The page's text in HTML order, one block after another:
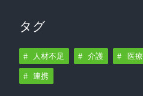
タグ
人材不足 介護 医療
連携